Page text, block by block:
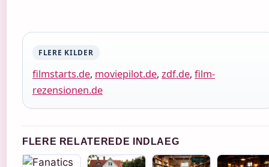
FLERE KILDER
filmstarts.de, moviepilot.de, zdf.de, film-
rezensionen.de
FLERE RELATEREDE INDLAEG